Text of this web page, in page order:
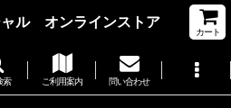
ル オンラインストア
カート
索 ご利用案内 問い合わせ